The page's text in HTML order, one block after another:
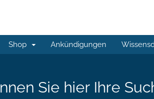
Shop Ankündigungen
Sie hier Ihre